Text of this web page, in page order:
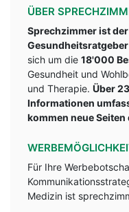
ÜBER
Sprechzimmer ist
sich um die 18'000
Gesundheit und
und Therapie. Über
Informationen
kommen neue Seiten
Für Ihre
Medizin ist